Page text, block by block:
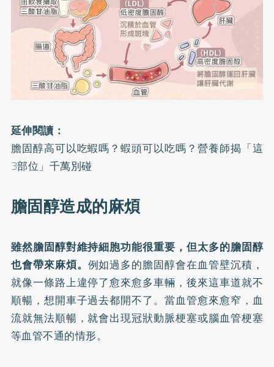
延伸閱讀：
膽固醇高可以吃蝦嗎？蝦頭可以吃嗎？營養師揭「這
3部位」千萬別碰
膽固醇造成的麻煩
雖然膽固醇對維持細胞功能很重要，但太多的膽固醇
也會帶來麻煩。 例如過多的膽固醇會在血管壁沉積，
就像一條路上違停了愈來愈多車輛，後來這車道就不
順暢，想開車子過去都開不了。當血管愈來愈窄，血
流就無法順暢，就會出現冠狀動脈梗塞或腦血管梗塞
等血管不通的情形。